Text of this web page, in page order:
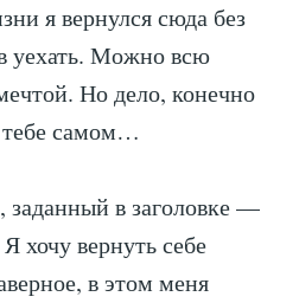
я вернулся сюда без
уехать. Можно всю
Но дело, конечно
тебе самом…
заданный в заголовке —
хочу вернуть себе
в этом меня